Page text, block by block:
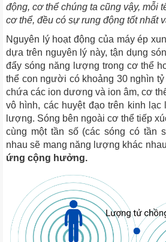
động, cơ thể chúng ta cũng vậy, mỗi
cơ thể, đều có sự rung động tốt nhất
Nguyên lý hoạt động của máy ép
dựa trên nguyên lý này, tận dụng
đẩy sóng năng lượng trong cơ thể
thể con người có khoảng 30 nghìn
chứa các ion dương và ion âm, cơ
vô hình, các huyệt đạo trên kinh lạc
lượng. Sóng bên ngoài cơ thể tiếp
cùng một tần số (các sóng có tần
nhau sẽ mang năng lượng khác
ứng cộng hưởng.